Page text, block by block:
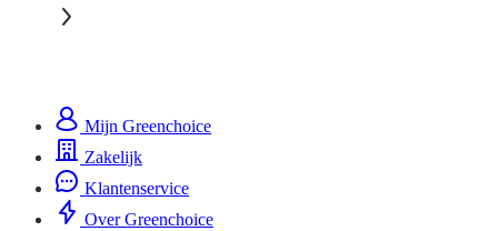
Mijn Greenchoice
Zakelijk
Klantenservice
Over Greenchoice